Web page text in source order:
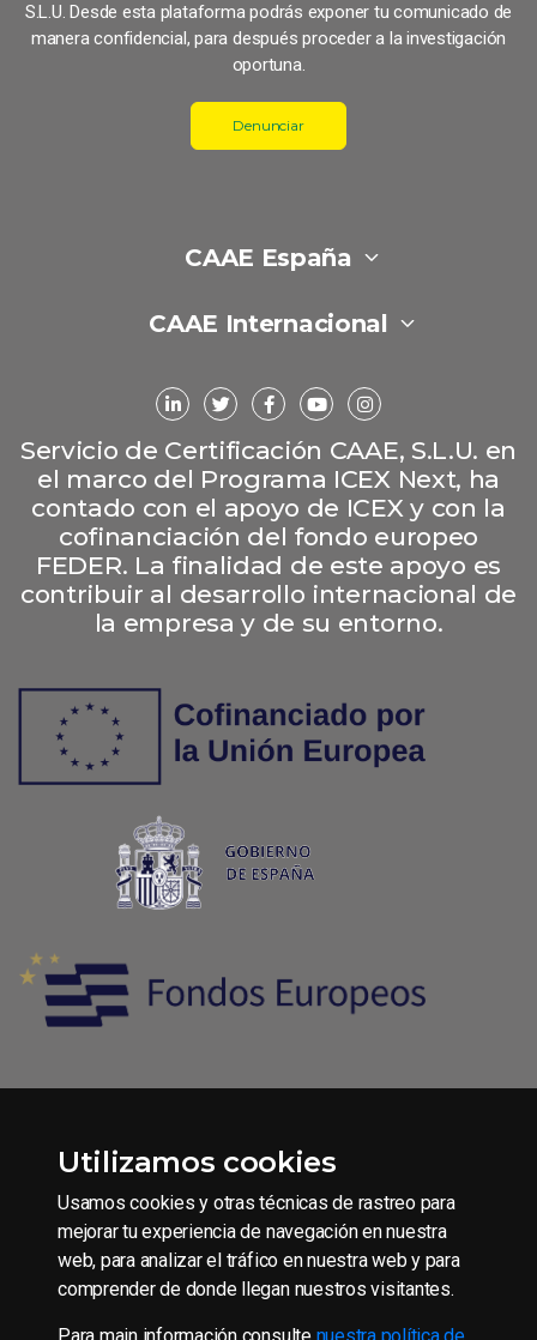
S.L.U. Desde esta plataforma podrás exponer tu comunicado de
manera confidencial, para después proceder a la investigación
oportuna.
Denunciar
CAAE España
CAAE Internacional
Servicio de Certificación CAAE, S.L.U. en
el marco del Programa ICEX Next, ha
contado con el apoyo de ICEX y con la
cofinanciación del fondo europeo
FEDER. La finalidad de este apoyo es
contribuir al desarrollo internacional de
la empresa y de su entorno.
Condiciones generales de contratación
Aviso legal
Política de Privacidad
Política de Cookies
Utilizamos cookies
Usamos cookies y otras técnicas de rastreo para
mejorar tu experiencia de navegación en nuestra
web, para analizar el tráfico en nuestra web y para
comprender de donde llegan nuestros visitantes.